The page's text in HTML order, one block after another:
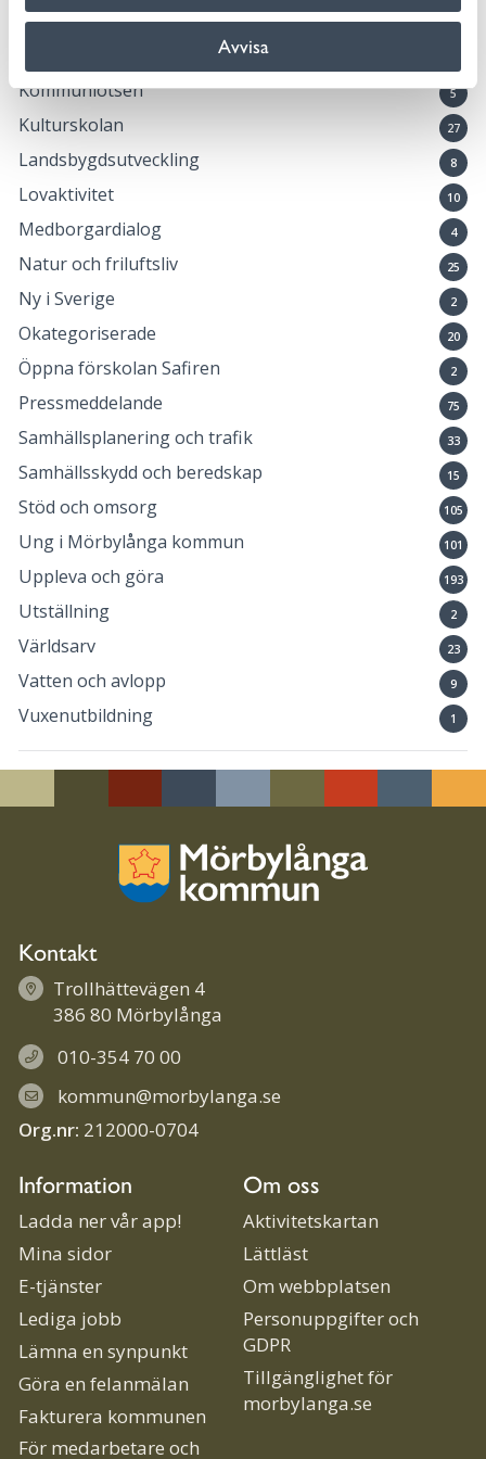
Avvisa
Idrott och fritid 17
Kommunlotsen 5
Kulturskolan 27
Landsbygdsutveckling 8
Lovaktivitet 10
Medborgardialog 4
Natur och friluftsliv 25
Ny i Sverige 2
Okategoriserade 20
Öppna förskolan Safiren 2
Pressmeddelande 75
Samhällsplanering och trafik 33
Samhällsskydd och beredskap 15
Stöd och omsorg 105
Ung i Mörbylånga kommun 101
Uppleva och göra 193
Utställning 2
Världsarv 23
Vatten och avlopp 9
Vuxenutbildning 1
Kontakt
Trollhättevägen 4
386 80 Mörbylånga
010-354 70 00
kommun@morbylanga.se
Org.nr: 212000-0704
Information
Ladda ner vår app!
Mina sidor
E-tjänster
Lediga jobb
Lämna en synpunkt
Göra en felanmälan
Fakturera kommunen
För medarbetare och
Om oss
Aktivitetskartan
Lättläst
Om webbplatsen
Personuppgifter och
GDPR
Tillgänglighet för
morbylanga.se